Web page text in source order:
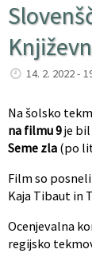
14. 2. 2022 -
Na šolsko
na filmu 9je
Seme zla (po
Film so
Kaja Tibaut in
Ocenjevalna
regijsko